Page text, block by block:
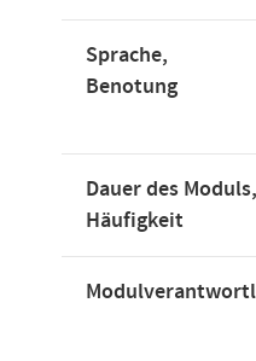
Sprache,
Benotung
Dauer des Moduls,
Häufigkeit